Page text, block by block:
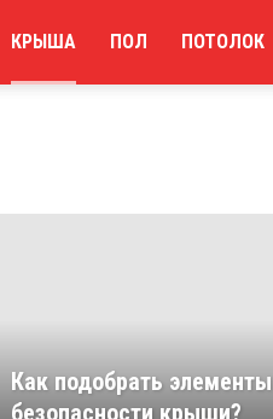
КРЫША ПОЛ ПОТОЛОК
Как подобрать элементы
безопасности крыши?